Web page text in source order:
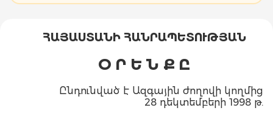
ՀԱՅԱՍՏԱՆԻ ՀԱՆՐԱՊԵՏՈՒԹՅԱՆ
Օ Ր Ե Ն Ք Ը
Ընդունված է Ազգային ժողովի կողմից
28 դեկտեմբերի 1998 թ.